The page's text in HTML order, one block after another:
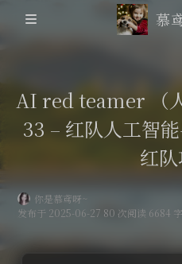
信息安全
吟诗
friends
慕
AI red teamer （
33 – 红队人工智
红
你是慕鸢呀~
发布于 2025-06-27 80 次阅读 6684